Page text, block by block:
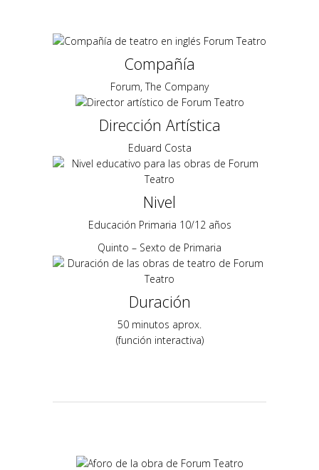
Compañía
Forum, The Company
Dirección Artística
Eduard Costa
Nivel
Educación Primaria 10/12 años
Quinto – Sexto de Primaria
Duración
50 minutos aprox.
(función interactiva)